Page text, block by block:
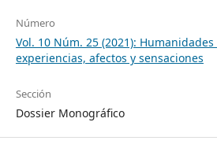
Número
Vol. 10 Núm. 25 (2021):
experiencias, afectos y sensaciones
Sección
Dossier Monográfico